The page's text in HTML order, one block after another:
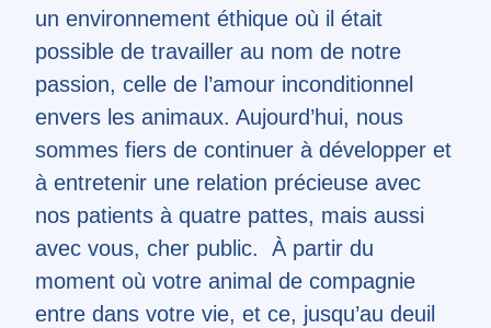
un environnement éthique où il était
possible de travailler au nom de notre
passion, celle de l’amour inconditionnel
envers les animaux. Aujourd’hui, nous
sommes fiers de continuer à développer et
à entretenir une relation précieuse avec
nos patients à quatre pattes, mais aussi
avec vous, cher public. À partir du
moment où votre animal de compagnie
entre dans votre vie, et ce, jusqu’au deuil